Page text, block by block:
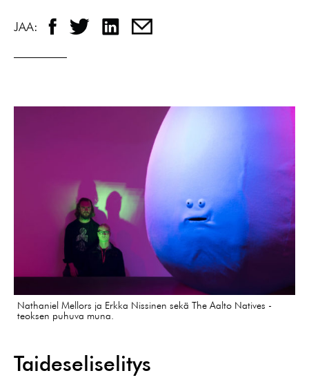
JAA:
Nathaniel Mellors ja Erkka Nissinen sekä The Aalto Natives -
teoksen puhuva muna.
Taideseliselitys